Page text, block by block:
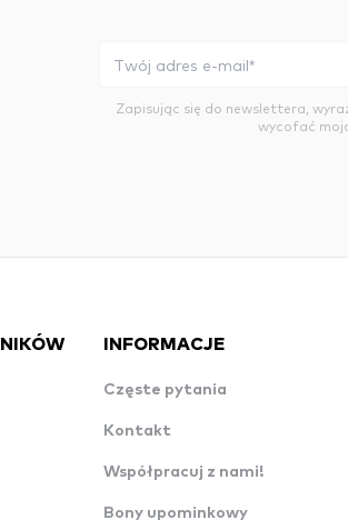
Zapisując się do newslettera,
wycofać
INFORMACJE
Częste pytania
Kontakt
Współpracuj z nami!
Bony upominkowy